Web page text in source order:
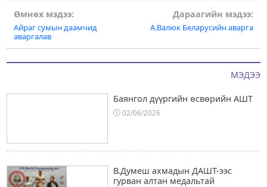
МЭДЭЭ
Баянгол дүүргийн өсвөрийн АШТ
02/06/2026
В.Думеш ахмадын ДАШТ-ээс
гурван алтан медальтай
Post
navigation
Өмнөх мэдээ:
Айраг сумын даамчид
аваргалав
Дараагийн мэдээ:
А.Валюк Беларусийн аварга